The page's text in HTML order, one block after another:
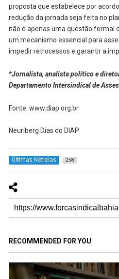
proposta que estabelece por
redução da jornada seja feita no
não é apenas uma questão formal
um mecanismo essencial para
impedir retrocessos e garantir a
*Jornalista, analista político e
Departamento Intersindical de
Fonte: www.diap.org.br
Neuriberg Dias do DIAP
Últimas Notícias 258
RECOMMENDED FOR YOU